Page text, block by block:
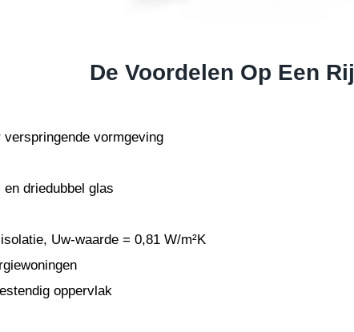
De Voordelen Op Een Rij
vormgeving
driedubbel glas
Uw-waarde = 0,81 W/m²K
oppervlak